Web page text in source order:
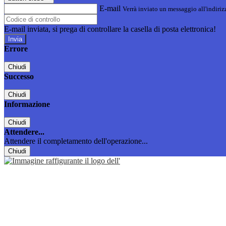
E-mail Verrà inviato un messaggio
E-mail inviata, si prega di controllare la casella di posta elettronica!
Errore
Chiudi
Successo
Chiudi
Informazione
Chiudi
Attendere...
Attendere il completamento dell'operazione...
Chiudi